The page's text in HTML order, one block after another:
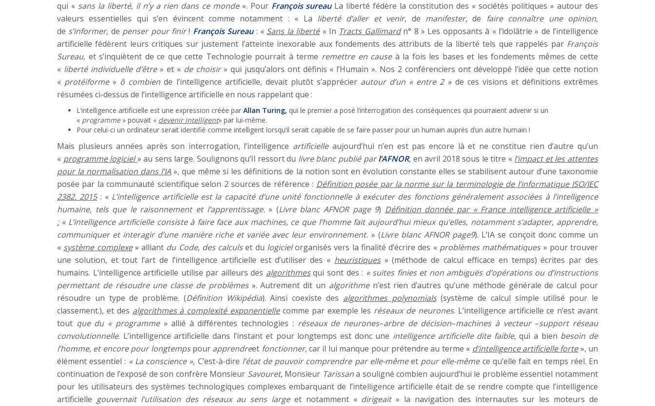
qui « sans la liberté, il n’y a rien dans ce monde». Pour François sureauLa liberté fédère la constitution des « sociétés politiques » autour des
valeurs essentielles qui s’en évincent comme notamment : « La liberté d’aller et venir, de manifester, de faire connaître une opinion,
de s’informer, de penser pour finir! François Sureau: « Sans la liberté» In Tracts Gallimardn° 8 » Les opposants à « l’idolâtrie » de l’intelligence
artificielle fédèrent leurs critiques sur justement l’atteinte inexorable aux fondements des attributs de la liberté tels que rappelés par François
Sureau, et s’inquiètent de ce que cette Technologie pourrait à terme remettre en causeà la fois les bases et les fondements mêmes de cette
« liberté individuelle d’être» et « de choisir» qui jusqu’alors ont définis « l’Humain ». Nos 2 conférenciers ont développé l’idée que cette notion
« protéiforme» ô combien de l’intelligence artificielle, devait plutôt s’apprécier autour d’un « entre 2 »de ces visions et définitions extrêmes
résumées ci-dessus de l’intelligence artificielle en nous rappelant que :
L’intelligence artificielle est une expression créée par Allan Turing, qui le premier a posé l’interrogation des conséquences qui pourraient advenir si un
« programme» pouvait « devenir intelligent» par lui-même.
Pour celui-ci un ordinateur serait identifié comme intelligent lorsqu’il serait capable de se faire passer pour un humain auprès d’un autre humain !
Mais plusieurs années après son interrogation, l’intelligence artificielleaujourd’hui n’en est pas encore là et ne constitue rien d’autre qu’un
« programme logiciel» au sens large. Soulignons qu’Il ressort du livre blanc publié parl’AFNOR, en avril 2018 sous le titre « l’impact et les attentes
pour la normalisation dans l’IA », que même si les définitions de la notion sont en évolution constante elles se stabilisent autour d’une taxonomie
posée par la communauté scientifique selon 2 sources de référence : Définition posée par la norme sur la terminologie de l’informatique ISO/IEC
2382. 2015: « L’intelligence artificielle est la capacité d’une unité fonctionnelle à exécuter des fonctions généralement associées à l’intelligence
humaine, tels que le raisonnement et l’apprentissage.» (Livre blanc AFNOR page 9) Définition donnée par « France intelligence artificielle »
:« L’intelligence artificielle consiste à faire face aux machines, ce que l’homme fait aujourd’hui mieux qu’elles, notamment s’adapter, apprendre,
communiquer et interagir d’une manière riche et variée avec leur environnement. » (Livre blanc AFNOR page9). L’IA se conçoit donc comme un
« système complexe» alliant du Code, des calculset du logicielorganisés vers la finalité d’écrire des « problèmes mathématiques» pour trouver
une solution, et tout l’art de l’intelligence artificielle est d’utiliser des « heuristiques» (méthode de calcul efficace en temps) écrites par des
humains. L’intelligence artificielle utilise par ailleurs des algorithmesqui sont des : « suites finies et non ambiguës d’opérations ou d’instructions
permettant de résoudre une classe de problèmes ». Autrement dit un algorithmen’est rien d’autres qu’une méthode générale de calcul pour
résoudre un type de problème. (Définition Wikipédia). Ainsi coexiste des algorithmes polynomials(système de calcul simple utilisé pour le
classement.), et des algorithmes à complexité exponentiellecomme par exemple les réseaux de neurones. L’intelligence artificielle ce n’est avant
tout que du « programme »allié à différentes technologies : réseaux de neurones–arbre de décision–machines à vecteur–support réseau
convolutionnelle. L’intelligence artificielle dans l’instant et pour longtemps est donc une intelligence artificielle dite faible, qui a bien besoin de
l’homme, et encore pour longtempspour apprendreet fonctionner, car il lui manque pour prétendre au terme « d’intelligence artificielle forte», un
élément essentiel : « La conscience », C’est-à-dire l’état de pouvoir comprendre par elle-mêmeet pour elle-même ce qu’elle fait en temps réel. En
continuation de l’exposé de son confrère Monsieur Savouret, Monsieur Tarissana souligné combien aujourd’hui le problème essentiel notamment
pour les utilisateurs des systèmes technologiques complexes embarquant de l’intelligence artificielle était de se rendre compte que l’intelligence
artificielle gouvernait l’utilisation des réseaux au sens largeet notamment « dirigeait» la navigation des internautes sur les moteurs de